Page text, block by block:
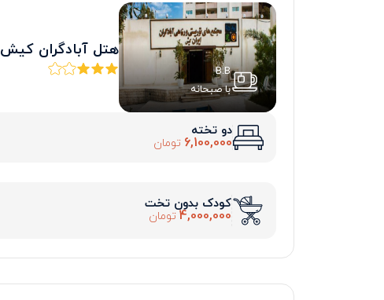
B.B
با صبحانه
هتل آبادگران کیش
دو تخته
6,100,000 تومان
کودک بدون تخت
4,000,000 تومان